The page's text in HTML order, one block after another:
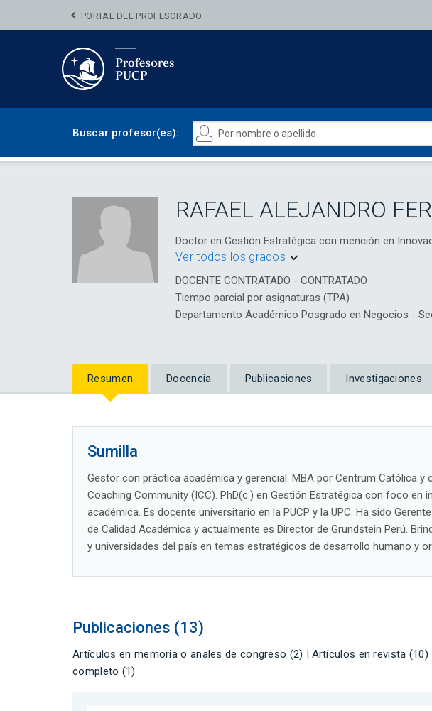
PORTAL DEL PROFESORADO
Buscar profesor(es):
RAFAEL ALEJANDRO
Doctor en Gestión Estratégica con mención en
Ver todos los grados
DOCENTE CONTRATADO - CONTRATADO
Tiempo parcial por asignaturas (TPA)
Departamento Académico Posgrado en Negocios -
Resumen Docencia Publicaciones Investigaciones
Sumilla
Gestor con práctica académica y gerencial. MBA por Centrum Católica y
Coaching Community (ICC). PhD(c.) en Gestión Estratégica con foco en
académica. Es docente universitario en la PUCP y la UPC. Ha sido
de Calidad Académica y actualmente es Director de Grundstein Perú.
y universidades del país en temas estratégicos de desarrollo humano y
Publicaciones (13)
Artículos en memoria o anales de congreso (2) Artículos en revista (10)
completo (1)